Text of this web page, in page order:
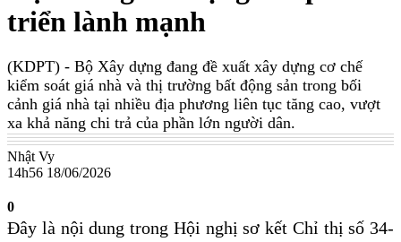
triển lành mạnh
(KDPT) - Bộ Xây dựng đang đề xuất xây dựng cơ chế
kiểm soát giá nhà và thị trường bất động sản trong bối
cảnh giá nhà tại nhiều địa phương liên tục tăng cao, vượt
xa khả năng chi trả của phần lớn người dân.
Nhật Vy
14h56 18/06/2026
0
Đây là nội dung trong Hội nghị sơ kết Chỉ thị số 34-